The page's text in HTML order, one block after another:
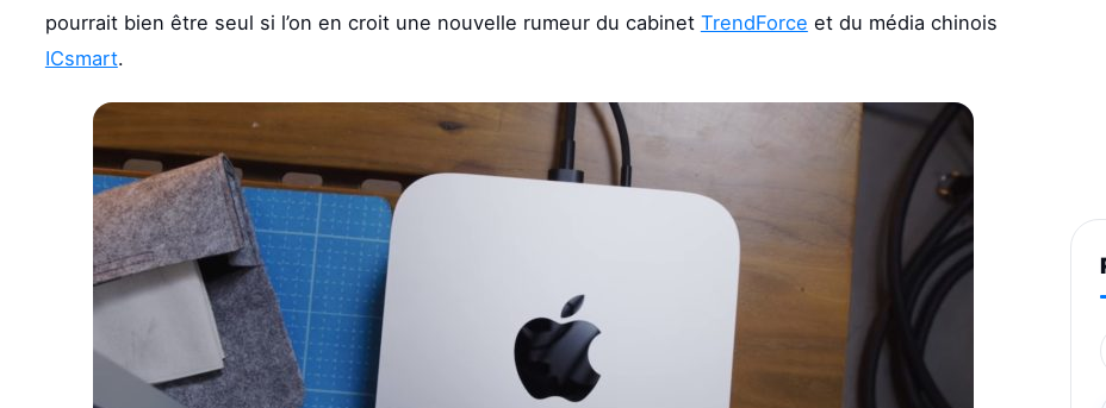
pourrait bien être seul si l’on en croit une nouvelle rumeur du cabinet TrendForce et du média chinois
ICsmart.